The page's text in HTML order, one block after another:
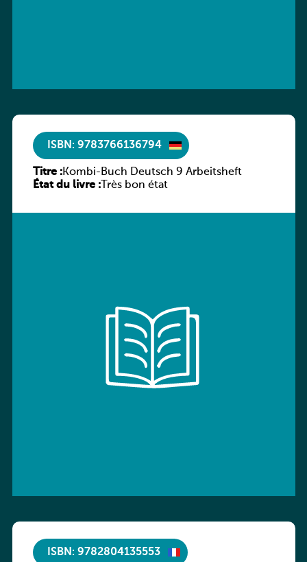
ISBN: 9783766136794
Titre :Kombi-Buch Deutsch 9 Arbeitsheft
État du livre :Très bon état
ISBN: 9782804135553